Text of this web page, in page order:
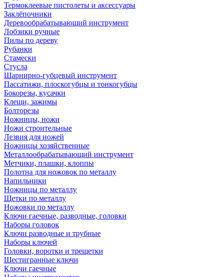
Термоклеевые пистолеты и аксессуары
Заклёпочники
Деревообрабатывающий инструмент
Лобзики ручные
Пилы по дереву
Рубанки
Стамески
Стусла
Шарнирно-губцевый инструмент
Пассатижи, плоскогубцы и тонкогубцы
Бокорезы, кусачки
Клещи, зажимы
Болторезы
Ножницы, ножи
Ножи строительные
Лезвия для ножей
Ножницы хозяйственные
Металлообрабатывающий инструмент
Метчики, плашки, клоппы
Полотна для ножовок по металлу
Напильники
Ножницы по металлу
Щетки по металлу
Ножовки по металлу
Ключи гаечные, разводные, головки
Наборы головок
Ключи разводные и трубные
Наборы ключей
Головки, воротки и трещетки
Шестигранные ключи
Ключи гаечные